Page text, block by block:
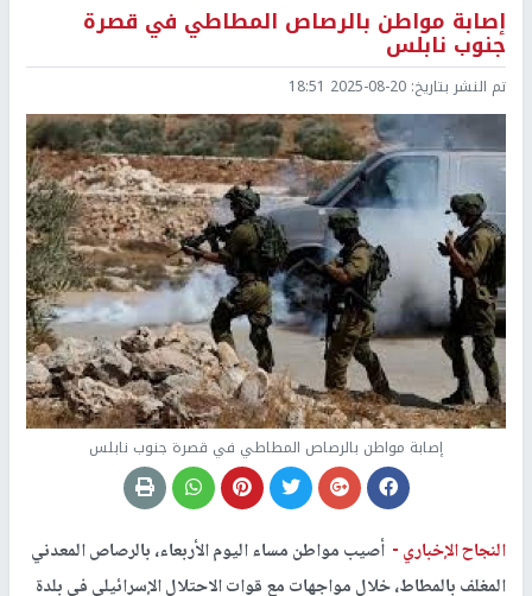
إصابة مواطن بالرصاص المطاطي في قصرة
جنوب نابلس
تم النشر بتاريخ: 2025-08-20 18:51
إصابة مواطن بالرصاص المطاطي في قصرة جنوب نابلس
النجاح الإخباري - أصيب مواطن مساء اليوم الأربعاء، بالرصاص المعدني
المغلف بالمطاط، خلال مواجهات مع قوات الاحتلال الإسرائيلي في بلدة